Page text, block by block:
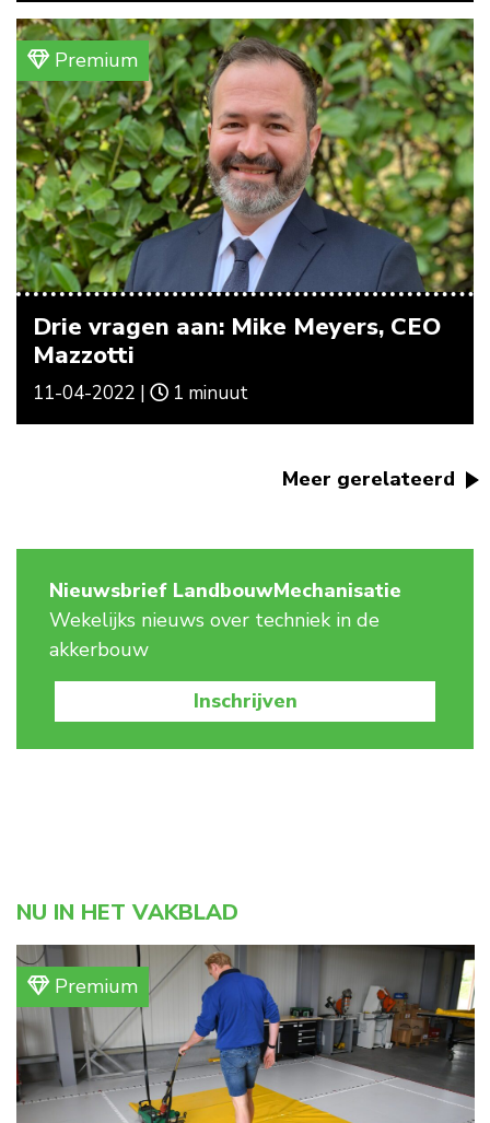
Premium
Drie vragen aan: Mike Meyers, CEO
Mazzotti
11-04-2022 | 1 minuut
Meer gerelateerd
Nieuwsbrief LandbouwMechanisatie
Wekelijks nieuws over techniek in de
akkerbouw
Inschrijven
NU IN HET VAKBLAD
Premium